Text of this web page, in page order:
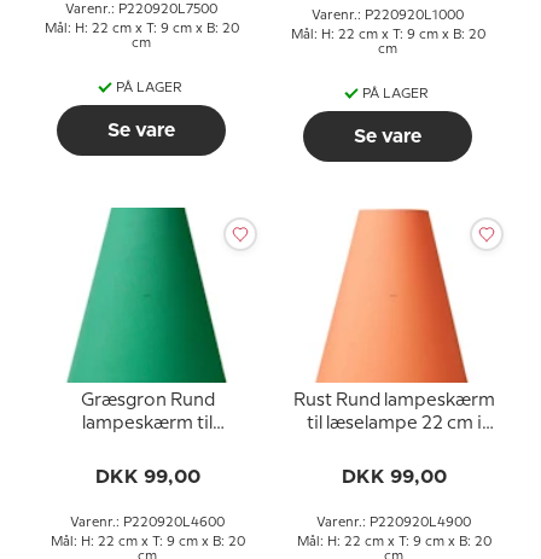
Varenr.: P220920L7500
Mål: H: 22 cm x T: 9 cm x B: 20
cm
PÅ LAGER
Se vare
Varenr.: P220920L1000
Mål: H: 22 cm x T: 9 cm x B: 20
cm
PÅ LAGER
Se vare
Græsgron Rund
lampeskærm til
højden til E27 fatning
omløbsringe
DKK 99,00
Varenr.: P220920L4600
Mål: H: 22 cm x T: 9 cm x B: 20
cm
Rust Rund lampeskærm
til læselampe 22 cm i
med gevind og
DKK 99,00
Varenr.: P220920L4900
Mål: H: 22 cm x T: 9 cm x B: 20
cm